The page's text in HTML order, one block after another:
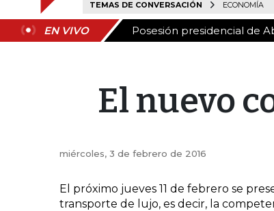
TEMAS DE CONVERSACIÓN ECONOMÍA
EN VIVO Posesión presidencial de
El nuevo
miércoles, 3 de febrero de 2016
El próximo jueves 11 de febrero se
transporte de lujo, es decir, la